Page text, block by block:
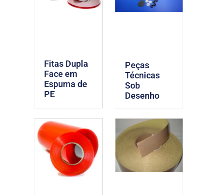
Fitas Dupla
Face em
Espuma de
PE
Peças
Técnicas
Sob
Desenho